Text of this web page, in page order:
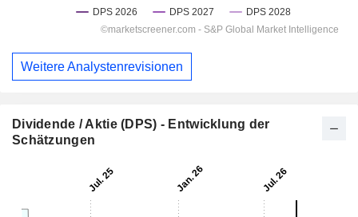
Weitere Analystenrevisionen
Dividende / Aktie (DPS) - Entwicklung der
Schätzungen